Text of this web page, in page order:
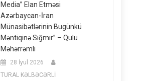
Media” Elan Etməsi
Azərbaycan-İran
Münasibətlərinin Bugünkü
Məntiqinə Sığmır” – Qulu
Məhərrəmli
28 İyul 2026
TURAL KƏLBƏCƏRLİ